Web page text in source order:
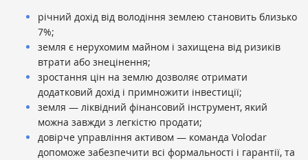
річний дохід від володіння землею становить близько
7%;
земля є нерухомим майном і захищена від ризиків
втрати або знецінення;
зростання цін на землю дозволяє отримати
додатковий дохід і примножити інвестиції;
земля — ліквідний фінансовий інструмент, який
можна завжди з легкістю продати;
довірче управління активом — команда Volodar
допоможе забезпечити всі формальності і гарантії, та